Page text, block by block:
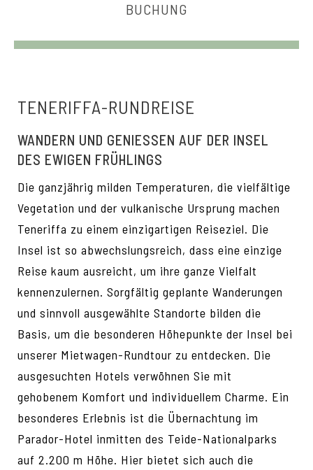
BUCHUNG
TENERIFFA-RUNDREISE
WANDERN UND GENIESSEN AUF DER INSEL D
ES EWIGEN FRÜHLINGS
Die ganzjährig milden Temperaturen, die vielfältige
Vegetation und der vulkanische Ursprung machen
Teneriffa zu einem einzigartigen Reiseziel. Die
Insel ist so abwechslungsreich, dass eine einzige
Reise kaum ausreicht, um ihre ganze Vielfalt
kennenzulernen. Sorgfältig geplante Wanderungen
und sinnvoll ausgewählte Standorte bilden die
Basis, um die besonderen Höhepunkte der Insel bei
unserer Mietwagen-Rundtour zu entdecken. Die
ausgesuchten Hotels verwöhnen Sie mit
gehobenem Komfort und individuellem Charme. Ein
besonderes Erlebnis ist die Übernachtung im
Parador-Hotel inmitten des Teide-Nationalparks
auf 2.200 m Höhe. Hier bietet sich auch die